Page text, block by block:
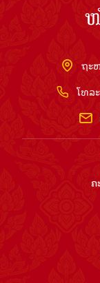
ຖະ
ໂທລ